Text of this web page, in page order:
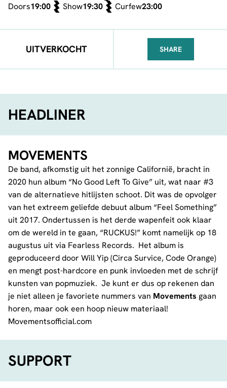
Doors19:00 Show19:30 Curfew23:00
UITVERKOCHT SHARE
HEADLINER
MOVEMENTS
De band, afkomstig uit het zonnige Californië, bracht in
2020 hun album “No Good Left To Give” uit, wat naar #3
van de alternatieve hitlijsten schoot. Dit was de opvolger
van het extreem geliefde debuut album “Feel Something”
uit 2017. Ondertussen is het derde wapenfeit ook klaar
om de wereld in te gaan, “RUCKUS!” komt namelijk op 18
augustus uit via Fearless Records. Het album is
geproduceerd door Will Yip (Circa Survice, Code Orange)
en mengt post-hardcore en punk invloeden met de schrijf
kunsten van popmuziek. Je kunt er dus op rekenen dan
je niet alleen je favoriete nummers van Movements gaan
horen, maar ook een hoop nieuw materiaal!
Movementsofficial.com
SUPPORT